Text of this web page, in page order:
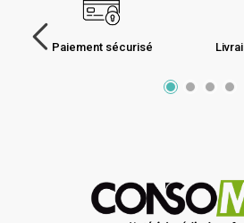
Paiement sécurisé